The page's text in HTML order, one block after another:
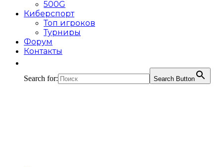
500G
Киберспорт
Топ игроков
Турниры
Форум
Контакты
Search for: Search Button